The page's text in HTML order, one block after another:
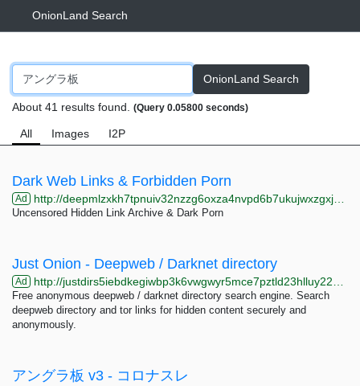
OnionLand Search
OnionLand Search
About 41 results found. (Query 0.05800 seconds)
All Images I2P
Dark Web Links & Forbidden Porn
Ad http://deepmlzxkh7tpnuiv32nzzg6oxza4nvpd6b7ukujwxzgxj2f33johuqd.onion
Uncensored Hidden Link Archive & Dark Porn
Just Onion - Deepweb / Darknet directory
Ad http://justdirs5iebdkegiwbp3k6vwgwyr5mce7pztld23hlluy22ox4r3iad.onion
Free anonymous deepweb / darknet directory search engine. Search
deepweb directory and tor links for hidden content securely and
anonymously.
アングラ板 v3 - コロナスレ